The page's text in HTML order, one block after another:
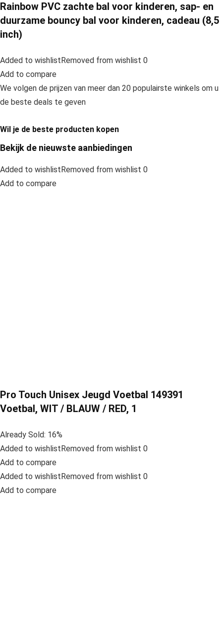
Rainbow PVC zachte bal voor kinderen, sap- en
duurzame bouncy bal voor kinderen, cadeau (8,5
inch)
Added to wishlistRemoved from wishlist 0
Add to compare
We volgen de prijzen van meer dan 20 populairste winkels om u
de beste deals te geven
Wil je de beste producten kopen
Bekijk de nieuwste aanbiedingen
Added to wishlistRemoved from wishlist 0
Add to compare
Pro Touch Unisex Jeugd Voetbal 149391
Voetbal, WIT / BLAUW / RED, 1
Already Sold: 16%
Added to wishlistRemoved from wishlist 0
Add to compare
Added to wishlistRemoved from wishlist 0
Add to compare